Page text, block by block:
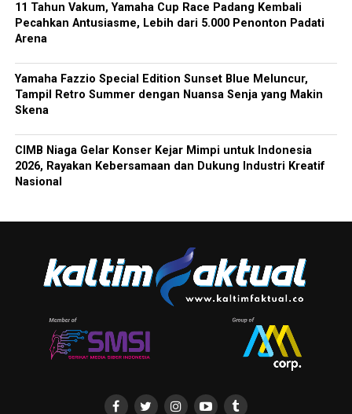
11 Tahun Vakum, Yamaha Cup Race Padang Kembali
Pecahkan Antusiasme, Lebih dari 5.000 Penonton Padati
Arena
Yamaha Fazzio Special Edition Sunset Blue Meluncur,
Tampil Retro Summer dengan Nuansa Senja yang Makin
Skena
CIMB Niaga Gelar Konser Kejar Mimpi untuk Indonesia
2026, Rayakan Kebersamaan dan Dukung Industri Kreatif
Nasional